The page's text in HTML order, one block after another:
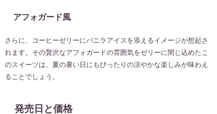
アフォガード風
さらに、コーヒーゼリーにバニラアイスを添えるイメージが想起さ
れます。その贅沢なアフォガードの雰囲気をゼリーに閉じ込めたこ
のスイーツは、夏の暑い日にもぴったりの涼やかな楽しみが味わえ
ることでしょう。
発売日と価格